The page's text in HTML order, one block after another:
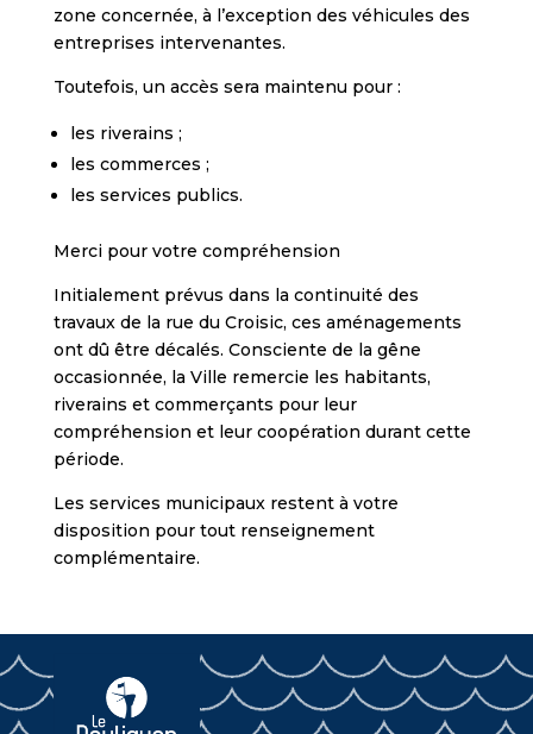
zone concernée, à l’exception des véhicules des
entreprises intervenantes.
Toutefois, un accès sera maintenu pour :
les riverains ;
les commerces ;
les services publics.
Merci pour votre compréhension
Initialement prévus dans la continuité des
travaux de la rue du Croisic, ces aménagements
ont dû être décalés. Consciente de la gêne
occasionnée, la Ville remercie les habitants,
riverains et commerçants pour leur
compréhension et leur coopération durant cette
période.
Les services municipaux restent à votre
disposition pour tout renseignement
complémentaire.